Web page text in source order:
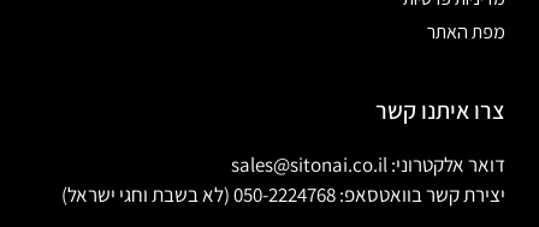
מפת האתר
צרו איתנו קשר
דואר אלקטרוני: sales@sitonai.co.il
יצירת קשר בוואטסאפ: 050-2224768 (לא בשבת וחגי ישראל)